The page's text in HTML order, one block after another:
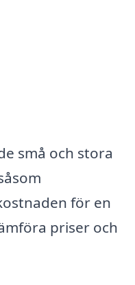
små och stora
för en
priser och